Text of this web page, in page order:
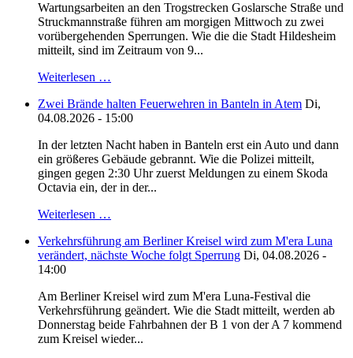
Wartungsarbeiten an den Trogstrecken Goslarsche Straße und
Struckmannstraße führen am morgigen Mittwoch zu zwei
vorübergehenden Sperrungen. Wie die die Stadt Hildesheim
mitteilt, sind im Zeitraum von 9...
Weiterlesen …
Zwei Brände halten Feuerwehren in Banteln in Atem Di,
04.08.2026 - 15:00
In der letzten Nacht haben in Banteln erst ein Auto und dann
ein größeres Gebäude gebrannt. Wie die Polizei mitteilt,
gingen gegen 2:30 Uhr zuerst Meldungen zu einem Skoda
Octavia ein, der in der...
Weiterlesen …
Verkehrsführung am Berliner Kreisel wird zum M'era Luna
verändert, nächste Woche folgt Sperrung Di, 04.08.2026 -
14:00
Am Berliner Kreisel wird zum M'era Luna-Festival die
Verkehrsführung geändert. Wie die Stadt mitteilt, werden ab
Donnerstag beide Fahrbahnen der B 1 von der A 7 kommend
zum Kreisel wieder...